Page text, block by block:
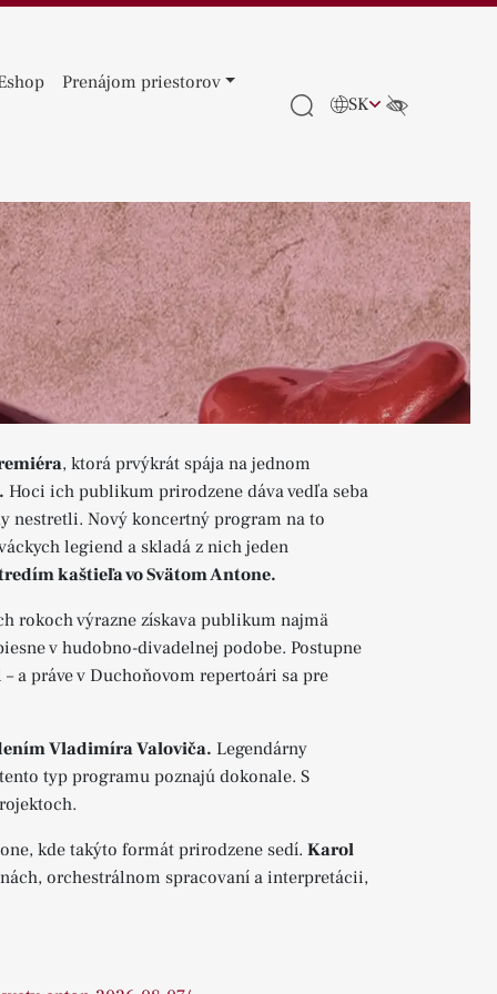
Prenájom priestorov
SK
, ktorá prvýkrát spája na jednom
Hoci ich publikum prirodzene dáva vedľa seba
nestretli. Nový koncertný program na to
legiend a skladá z nich jeden
kaštieľa vo Svätom Antone.
rokoch výrazne získava publikum najmä
v hudobno-divadelnej podobe. Postupne
a práve v Duchoňovom repertoári sa pre
Vladimíra Valoviča. Legendárny
typ programu poznajú dokonale. S
kde takýto formát prirodzene sedí. Karol
orchestrálnom spracovaní a interpretácii,